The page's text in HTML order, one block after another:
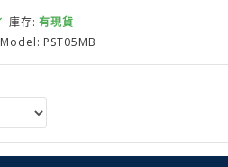
庫存: 有現貨
Model: PST05MB